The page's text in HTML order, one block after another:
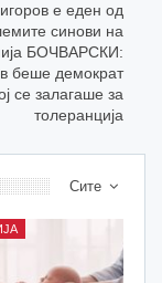
е еден од
синови на
БОЧВАРСКИ:
беше демократ
се залагаше за
толеранција
Сите